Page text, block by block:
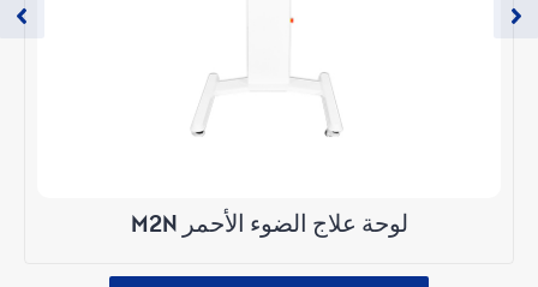
لوحة علاج الضوء الأحمر M2N